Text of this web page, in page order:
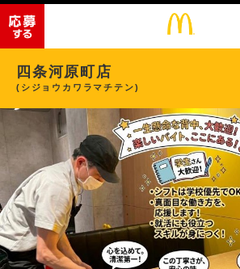
四条河原町店
(シジョウカワラマチテン)